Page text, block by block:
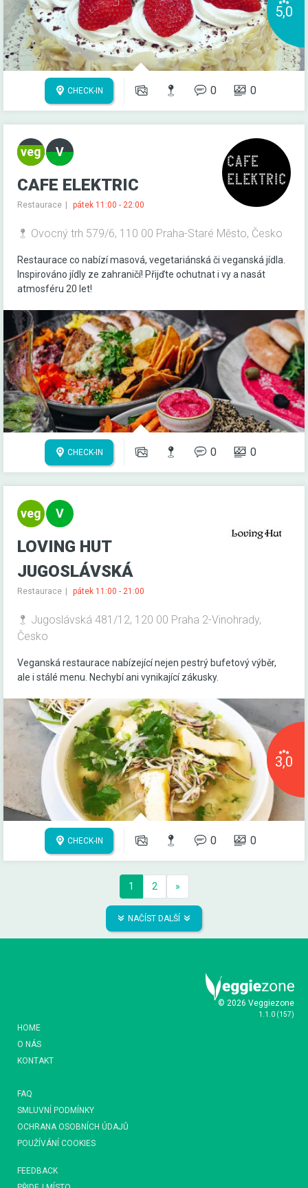
5,0
CHECK-IN 0 0
CAFE ELEKTRIC
Restaurace pátek 11:00 - 22:00
Ovocný trh 579/6, 110 00 Praha-Staré Město, Česko
Restaurace co nabízí masová, vegetariánská či veganská jídla.
Inspirováno jídly ze zahraničí! Přijďte ochutnat i vy a nasát
atmosféru 20 let!
CHECK-IN 0 0
LOVING HUT
JUGOSLÁVSKÁ
Restaurace pátek 11:00 - 21:00
Jugoslávská 481/12, 120 00 Praha 2-Vinohrady,
Česko
Veganská restaurace nabízející nejen pestrý bufetový výběr,
ale i stálé menu. Nechybí ani vynikající zákusky.
3,0
CHECK-IN 0 0
1 2 »
NAČÍST DALŠÍ
© 2026 Veggiezone
1.1.0 (157)
HOME
O NÁS
KONTAKT
FAQ
SMLUVNÍ PODMÍNKY
OCHRANA OSOBNÍCH ÚDAJŮ
POUŽÍVÁNÍ COOKIES
FEEDBACK